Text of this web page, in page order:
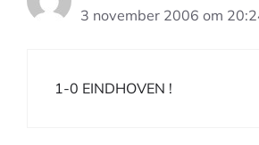
3 november 2006 om
1-0 EINDHOVEN !